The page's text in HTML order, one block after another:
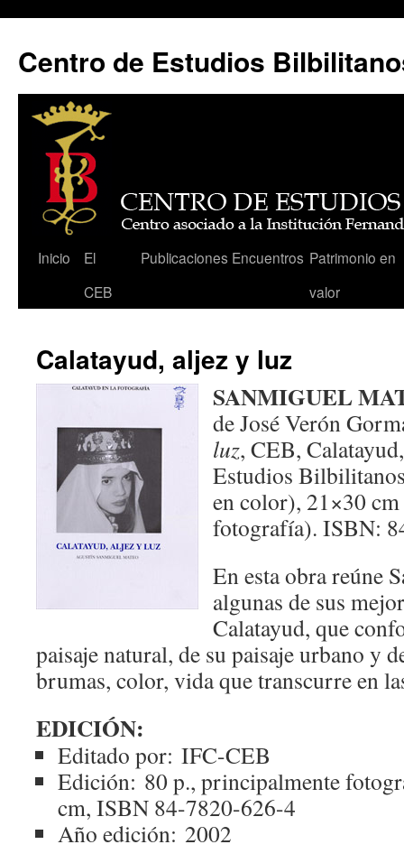
Centro de Estudios
Saltar
Inicio
El
CEB
Publicaciones Encuentros Patrimonio en
valor
Calatayud, aljez y luz
SANMIGUEL
de José Verón
luz, CEB,
Estudios
en color), 21×30
fotografía). ISBN:
En esta obra reúne
algunas de sus
Calatayud, que
paisaje natural, de su paisaje urbano y
brumas, color, vida que transcurre en
EDICIÓN:
Editado por: IFC-CEB
Edición: 80 p., principalmente
cm, ISBN 84-7820-626-4
Año edición: 2002